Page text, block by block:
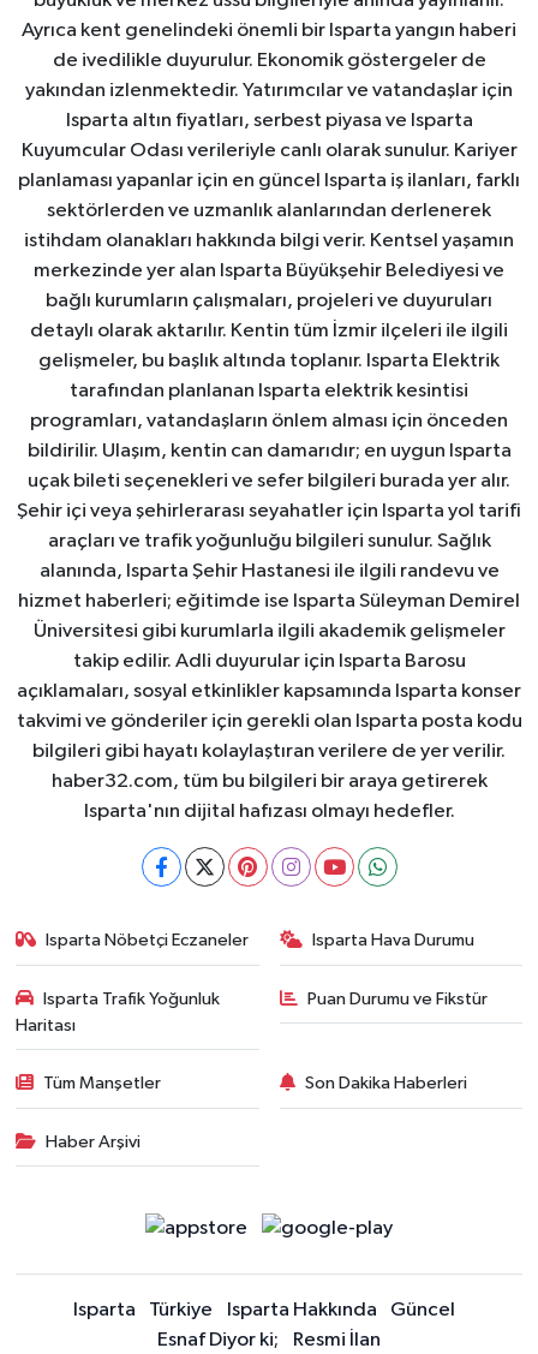
Ayrıca kent genelindeki önemli bir Isparta yangın haberi
de ivedilikle duyurulur. Ekonomik göstergeler de
yakından izlenmektedir. Yatırımcılar ve vatandaşlar için
Isparta altın fiyatları, serbest piyasa ve Isparta
Kuyumcular Odası verileriyle canlı olarak sunulur. Kariyer
planlaması yapanlar için en güncel Isparta iş ilanları, farklı
sektörlerden ve uzmanlık alanlarından derlenerek
istihdam olanakları hakkında bilgi verir. Kentsel yaşamın
merkezinde yer alan Isparta Büyükşehir Belediyesi ve
bağlı kurumların çalışmaları, projeleri ve duyuruları
detaylı olarak aktarılır. Kentin tüm İzmir ilçeleri ile ilgili
gelişmeler, bu başlık altında toplanır. Isparta Elektrik
tarafından planlanan Isparta elektrik kesintisi
programları, vatandaşların önlem alması için önceden
bildirilir. Ulaşım, kentin can damarıdır; en uygun Isparta
uçak bileti seçenekleri ve sefer bilgileri burada yer alır.
Şehir içi veya şehirlerarası seyahatler için Isparta yol tarifi
araçları ve trafik yoğunluğu bilgileri sunulur. Sağlık
alanında, Isparta Şehir Hastanesi ile ilgili randevu ve
hizmet haberleri; eğitimde ise Isparta Süleyman Demirel
Üniversitesi gibi kurumlarla ilgili akademik gelişmeler
takip edilir. Adli duyurular için Isparta Barosu
açıklamaları, sosyal etkinlikler kapsamında Isparta konser
takvimi ve gönderiler için gerekli olan Isparta posta kodu
bilgileri gibi hayatı kolaylaştıran verilere de yer verilir.
haber32.com, tüm bu bilgileri bir araya getirerek
Isparta'nın dijital hafızası olmayı hedefler.
Isparta Nöbetçi Eczaneler Isparta Hava Durumu
Isparta Trafik Yoğunluk
Haritası
Puan Durumu ve Fikstür
Tüm Manşetler Son Dakika Haberleri
Haber Arşivi
Isparta Türkiye Isparta Hakkında
Güncel
Esnaf Diyor ki;
Resmi İlan